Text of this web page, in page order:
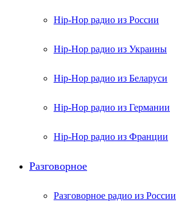
Hip-Hop радио из России
Hip-Hop радио из Украины
Hip-Hop радио из Беларуси
Hip-Hop радио из Германии
Hip-Hop радио из Франции
Разговорное
Разговорное радио из России